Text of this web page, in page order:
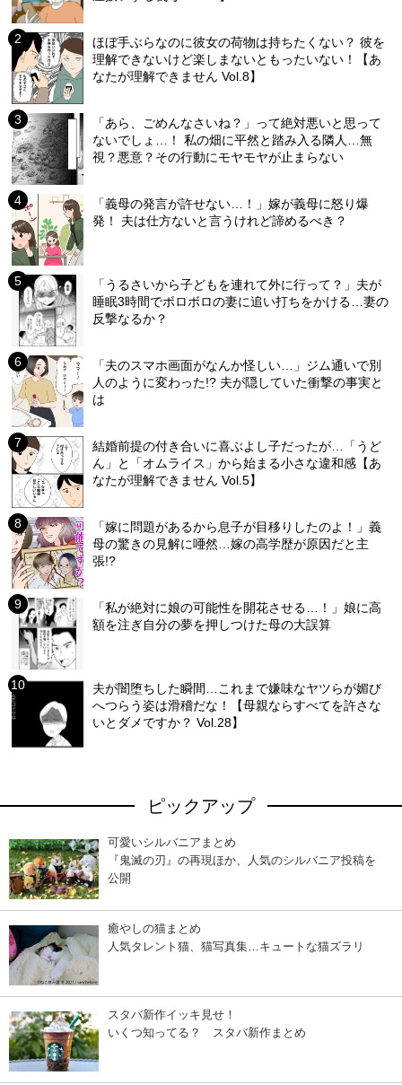
ほぼ手ぶらなのに彼女の荷物は持ちたくない？ 彼を
理解できないけど楽しまないともったいない！【あ
なたが理解できません Vol.8】
「あら、ごめんなさいね？」って絶対悪いと思って
ないでしょ…！ 私の畑に平然と踏み入る隣人…無
視？悪意？その行動にモヤモヤが止まらない
「義母の発言が許せない…！」嫁が義母に怒り爆
発！ 夫は仕方ないと言うけれど諦めるべき？
「うるさいから子どもを連れて外に行って？」夫が
睡眠3時間でボロボロの妻に追い打ちをかける…妻の
反撃なるか？
「夫のスマホ画面がなんか怪しい…」ジム通いで別
人のように変わった!? 夫が隠していた衝撃の事実と
は
結婚前提の付き合いに喜ぶよし子だったが…「うど
ん」と「オムライス」から始まる小さな違和感【あ
なたが理解できません Vol.5】
「嫁に問題があるから息子が目移りしたのよ！」義
母の驚きの見解に唖然…嫁の高学歴が原因だと主
張!?
「私が絶対に娘の可能性を開花させる…！」娘に高
額を注ぎ自分の夢を押しつけた母の大誤算
夫が闇堕ちした瞬間…これまで嫌味なヤツらが媚び
へつらう姿は滑稽だな！【母親ならすべてを許さな
いとダメですか？ Vol.28】
ピックアップ
可愛いシルバニアまとめ
『鬼滅の刃』の再現ほか、人気のシルバニア投稿を
公開
癒やしの猫まとめ
人気タレント猫、猫写真集…キュートな猫ズラリ
スタバ新作イッキ見せ！
いくつ知ってる？ スタバ新作まとめ